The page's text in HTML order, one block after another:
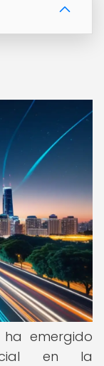
emergido
en la